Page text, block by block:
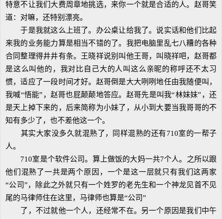
特意不让我们大费周章地挑选，来你一个就是合适的人。赵哥笑
道：对嘛，还特别漂亮。
于是我就这么上班了。办公桌让给我了。说实话和他们比起
来我的业务能力算是相当不错的了。我把电脑里乱七八糟的各种
合同整理得井井有条。王晓祥说别叫他王哥，叫晓祥吧，赵哥都
是这么叫他的，我对比自己大的人叫这么亲昵的称呼还不太习
惯，适应了一段时间才好。赵哥倒是大大咧咧地任由我随便叫，
我喊“悟能”，赵哥也屁颠颠地答应。赵哥先是叫我“林妹妹”，还
是天上掉下来的，后来简称为小妹了，从小到大要当我哥哥的不
知有多少了，也不差他这一个。
其实大家没多久就混熟了，同样混熟的还有710室的一帮子
人。
710室是个软件公司。算上做饭的大妈一共7个人。之所以跟
他们混熟了一共是两个原因，一个是这一层就只有我们这两家
“公司”，除此之外就只有一个姓罗的老先生和一个神龙见首不见
尾的马律师住在这里，马律师也算是“公司”
了，不过就他一个人，还经常不在。另一个原因是我们中午